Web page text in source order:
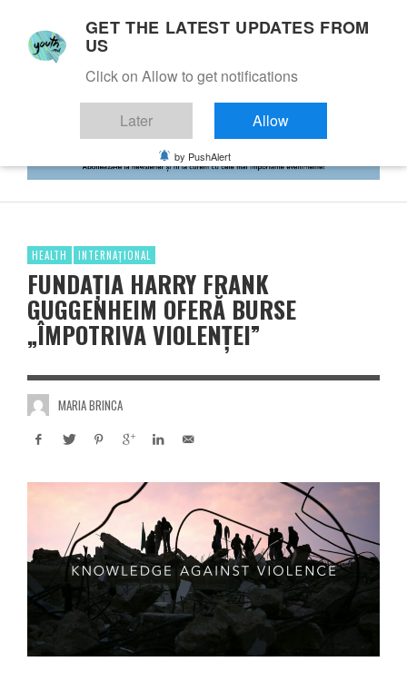
HEALTH INTERNAȚIONAL
FUNDAȚIA HARRY FRANK
GUGGENHEIM OFERĂ BURSE
„ÎMPOTRIVA VIOLENȚEI”
MARIA BRINCA
GET THE LATEST UPDATES FROM
US
Click on Allow to get notifications
Later Allow
by PushAlert